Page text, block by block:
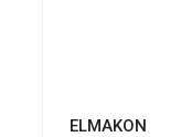
ELMAKON